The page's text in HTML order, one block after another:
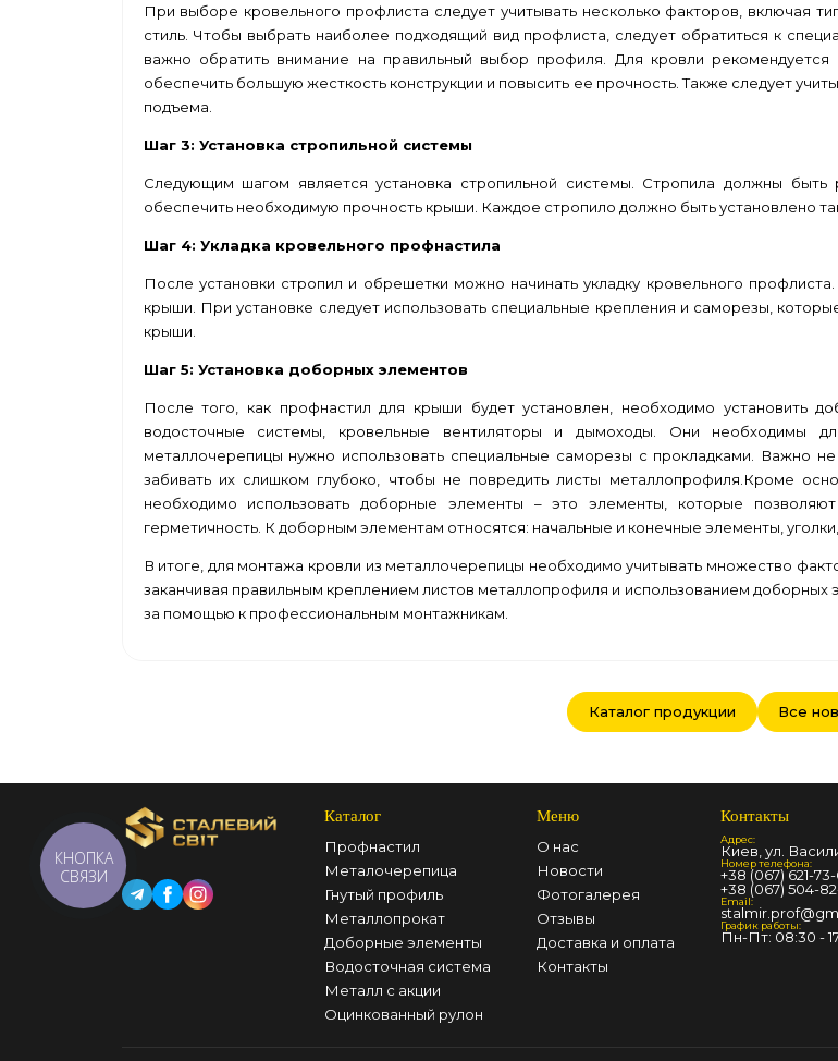
При выборе кровельного профлиста следует учитывать несколько факторов, включая
стиль. Чтобы выбрать наиболее подходящий вид профлиста, следует обратиться к
важно обратить внимание на правильный выбор профиля. Для кровли
обеспечить большую жесткость конструкции и повысить ее прочность. Также следует
подъема.
Шаг 3: Установка стропильной системы
Следующим шагом является установка стропильной системы. Стропила должны
обеспечить необходимую прочность крыши. Каждое стропило должно быть установлено
Шаг 4: Укладка кровельного профнастила
После установки стропил и обрешетки можно начинать укладку кровельного
крыши. При установке следует использовать специальные крепления и саморезы,
крыши.
Шаг 5: Установка доборных элементов
После того, как профнастил для крыши будет установлен, необходимо установить
водосточные системы, кровельные вентиляторы и дымоходы. Они необходимы
металлочерепицы нужно использовать специальные саморезы с прокладками. Важно
забивать их слишком глубоко, чтобы не повредить листы металлопрофиля.Кроме
необходимо использовать доборные элементы – это элементы, которые
герметичность. К доборным элементам относятся: начальные и конечные элементы,
В итоге, для монтажа кровли из металлочерепицы необходимо учитывать множество
заканчивая правильным креплением листов металлопрофиля и использованием доборных
за помощью к профессиональным монтажникам.
Каталог продукции Все
Каталог
Профнастил
Металочерепица
Гнутый профиль
Металлопрокат
Доборные элементы
Водосточная система
Металл с акции
Оцинкованный рулон
Меню
О нас
Новости
Фотогалерея
Отзывы
Доставка и оплата
Контакты
Контакты
Адрес:
Киев, ул.
Номер телефона:
+38 (067) 621-
+38 (067) 504-
Email:
График работы:
Пн-Пт: 08:30 -
КНОПКА
СВЯЗИ